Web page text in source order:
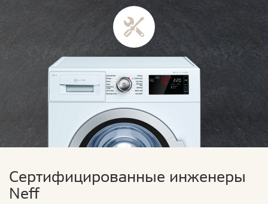
Сертифицированные инженеры
Neff